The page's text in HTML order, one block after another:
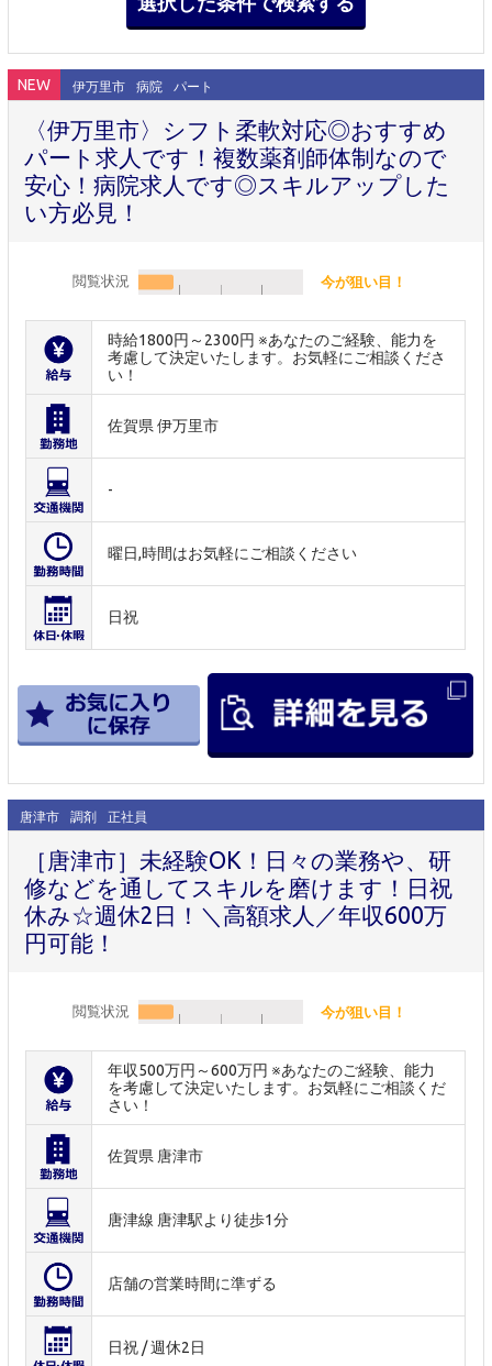
NEW 伊万里市 病院 パート
〈伊万里市〉シフト柔軟対応◎おすすめ
パート求人です！複数薬剤師体制なので
安心！病院求人です◎スキルアップした
い方必見！
閲覧状況 今が狙い目！
時給1800円～2300円 ※あなたのご経験、能力を
考慮して決定いたします。お気軽にご相談くださ
い！
佐賀県 伊万里市
-
曜日,時間はお気軽にご相談ください
日祝
唐津市 調剤 正社員
［唐津市］未経験OK！日々の業務や、研
修などを通してスキルを磨けます！日祝
休み☆週休2日！＼高額求人／年収600万
円可能！
閲覧状況 今が狙い目！
年収500万円～600万円 ※あなたのご経験、能力
を考慮して決定いたします。お気軽にご相談くだ
さい！
佐賀県 唐津市
唐津線 唐津駅より徒歩1分
店舗の営業時間に準ずる
日祝 / 週休2日